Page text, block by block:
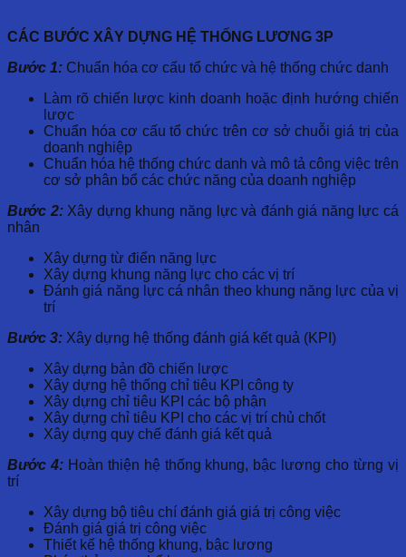
CÁC BƯỚC XÂY DỰNG HỆ THỐNG LƯƠNG 3P
Bước 1: Chuẩn hóa cơ cấu tổ chức và hệ thống chức danh
Làm rõ chiến lược kinh doanh hoặc định hướng chiến
lược
Chuẩn hóa cơ cấu tổ chức trên cơ sở chuỗi giá trị của
doanh nghiệp
Chuẩn hóa hệ thống chức danh và mô tả công việc trên
cơ sở phân bổ các chức năng của doanh nghiệp
Bước 2:Xây dựng khung năng lực và đánh giá năng lực cá
nhân
Xây dựng từ điển năng lực
Xây dựng khung năng lực cho các vị trí
Đánh giá năng lực cá nhân theo khung năng lực của vị
trí
Bước 3: Xây dựng hệ thống đánh giá kết quả (KPI)
Xây dựng bản đồ chiến lược
Xây dựng hệ thống chỉ tiêu KPI công ty
Xây dựng chỉ tiêu KPI các bộ phận
Xây dựng chỉ tiêu KPI cho các vị trí chủ chốt
Xây dựng quy chế đánh giá kết quả
Bước 4:Hoàn thiện hệ thống khung, bậc lương cho từng vị
trí
Xây dựng bộ tiêu chí đánh giá giá trị công việc
Đánh giá giá trị công việc
Thiết kế hệ thống khung, bậc lương